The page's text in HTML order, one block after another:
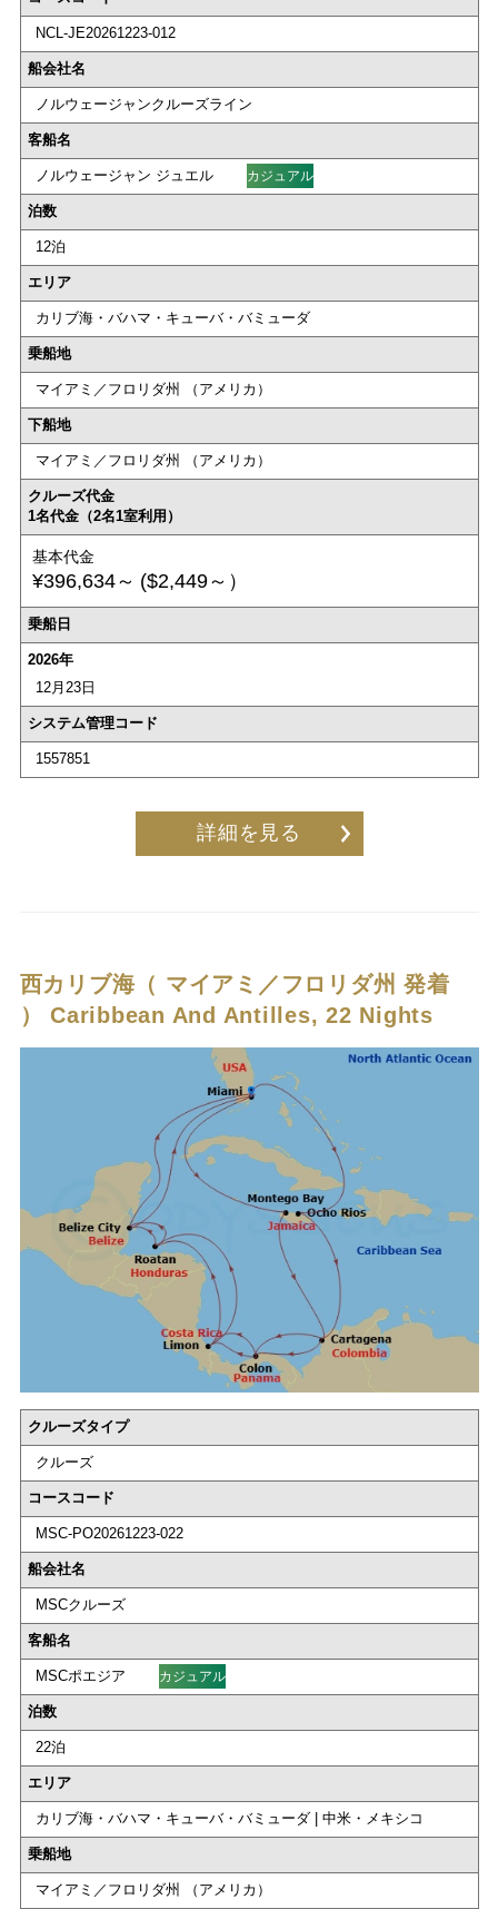
NCL-JE20261223-012
船会社名
ノルウェージャンクルーズライン
客船名
ノルウェージャン ジュエル カジュアル
泊数
12泊
エリア
カリブ海・バハマ・キューバ・バミューダ
乗船地
マイアミ／フロリダ州 （アメリカ）
下船地
マイアミ／フロリダ州 （アメリカ）
クルーズ代金
1名代金（2名1室利用）
基本代金
¥396,634～ ($2,449～）
乗船日
2026年
12月23日
システム管理コード
1557851
詳細を見る
西カリブ海（ マイアミ／フロリダ州 発着
） Caribbean And Antilles, 22 Nights
クルーズタイプ
クルーズ
コースコード
MSC-PO20261223-022
船会社名
MSCクルーズ
客船名
MSCポエジア カジュアル
泊数
22泊
エリア
カリブ海・バハマ・キューバ・バミューダ | 中米・メキシコ
乗船地
マイアミ／フロリダ州 （アメリカ）